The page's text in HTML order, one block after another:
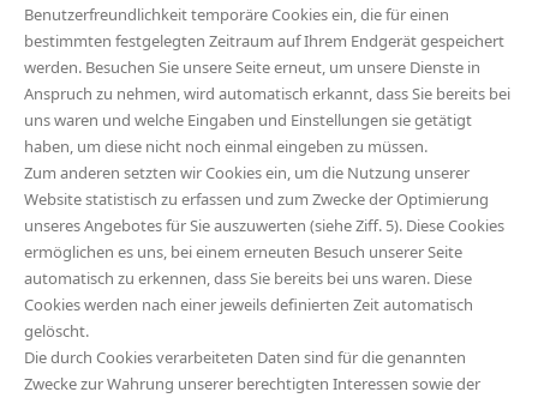
Benutzerfreundlichkeit temporäre Cookies ein, die für einen
bestimmten festgelegten Zeitraum auf Ihrem Endgerät gespeichert
werden. Besuchen Sie unsere Seite erneut, um unsere Dienste in
Anspruch zu nehmen, wird automatisch erkannt, dass Sie bereits bei
uns waren und welche Eingaben und Einstellungen sie getätigt
haben, um diese nicht noch einmal eingeben zu müssen.
Zum anderen setzten wir Cookies ein, um die Nutzung unserer
Website statistisch zu erfassen und zum Zwecke der Optimierung
unseres Angebotes für Sie auszuwerten (siehe Ziff. 5). Diese Cookies
ermöglichen es uns, bei einem erneuten Besuch unserer Seite
automatisch zu erkennen, dass Sie bereits bei uns waren. Diese
Cookies werden nach einer jeweils definierten Zeit automatisch
gelöscht.
Die durch Cookies verarbeiteten Daten sind für die genannten
Zwecke zur Wahrung unserer berechtigten Interessen sowie der